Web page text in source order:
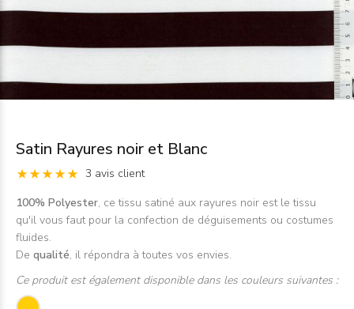
Satin Rayures noir et Blanc
3 avis client
100% Polyester, ce tissu satiné aux rayures noir est le tissu
qu'il vous faut pour la confection de déguisements ou costumes
fluides.
De qualité, il répondra à toutes vos envies.
Ce produit est également disponible dans les couleurs suivantes :